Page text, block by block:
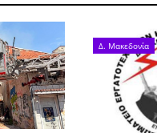
Δ. Μακεδονία